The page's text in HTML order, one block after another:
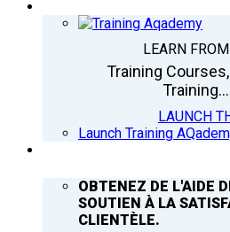
LEARN
Training
LAUNCH
Launch Training
OBTENEZ DE L'AIDE
SOUTIEN À LA
CLIENTÈLE.